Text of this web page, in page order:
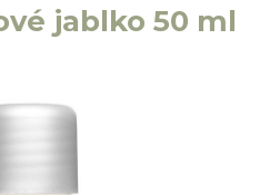
jablko 50 ml